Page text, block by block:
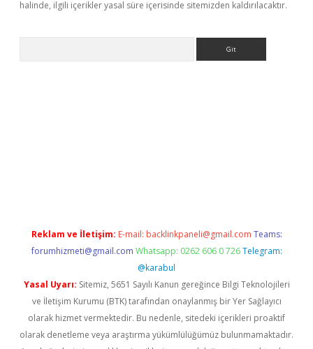
halinde, ilgili içerikler yasal süre içerisinde sitemizden kaldırılacaktır.
Reklam ve İletişim: E-mail: backlinkpaneli@gmail.com Teams:
forumhizmeti@gmail.com Whatsapp: 0262 606 0 726 Telegram:
@karabul
Yasal Uyarı: Sitemiz, 5651 Sayılı Kanun gereğince Bilgi Teknolojileri
ve İletişim Kurumu (BTK) tarafından onaylanmış bir Yer Sağlayıcı
olarak hizmet vermektedir. Bu nedenle, sitedeki içerikleri proaktif
olarak denetleme veya araştırma yükümlülüğümüz bulunmamaktadır.